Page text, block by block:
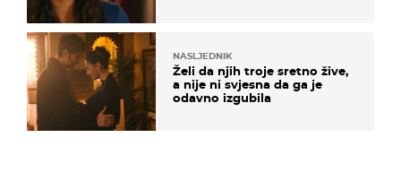
NASLJEDNIK
Želi da njih troje sretno žive,
a nije ni svjesna da ga je
odavno izgubila